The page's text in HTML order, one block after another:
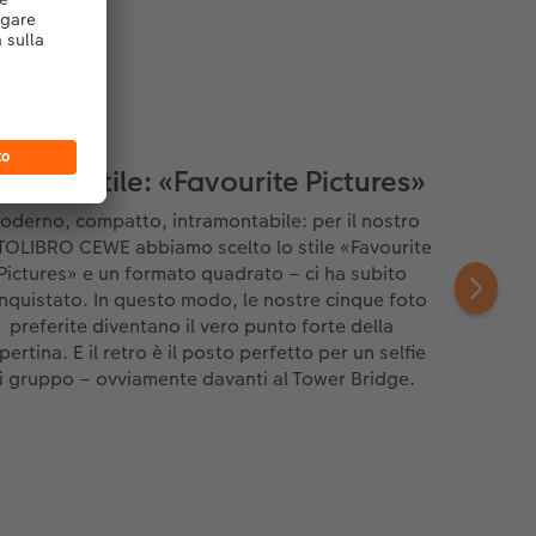
stile: «Favourite Pictures»
compatto, intramontabile: per il nostro
CEWE abbiamo scelto lo stile «Favourite
e un formato quadrato – ci ha subito
In questo modo, le nostre cinque foto
preferite diventano il vero punto forte della
E il retro è il posto perfetto per un selfie
gruppo – ovviamente davanti al Tower Bridge.